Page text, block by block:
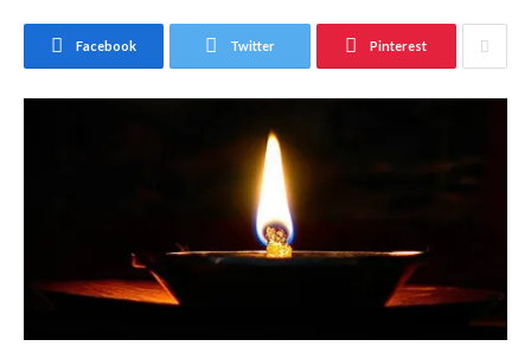
Facebook Twitter Pinterest